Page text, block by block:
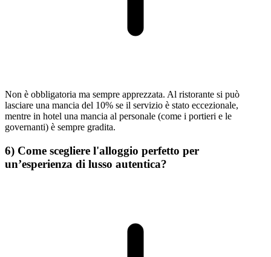
Non è obbligatoria ma sempre apprezzata. Al ristorante si può
lasciare una mancia del 10% se il servizio è stato eccezionale,
mentre in hotel una mancia al personale (come i portieri e le
governanti) è sempre gradita.
6) Come scegliere l'alloggio perfetto per
un’esperienza di lusso autentica?